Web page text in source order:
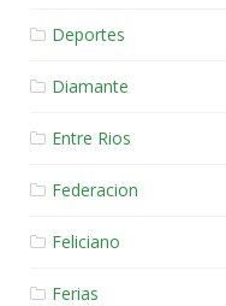
Deportes
Diamante
Entre Rios
Federacion
Feliciano
Ferias